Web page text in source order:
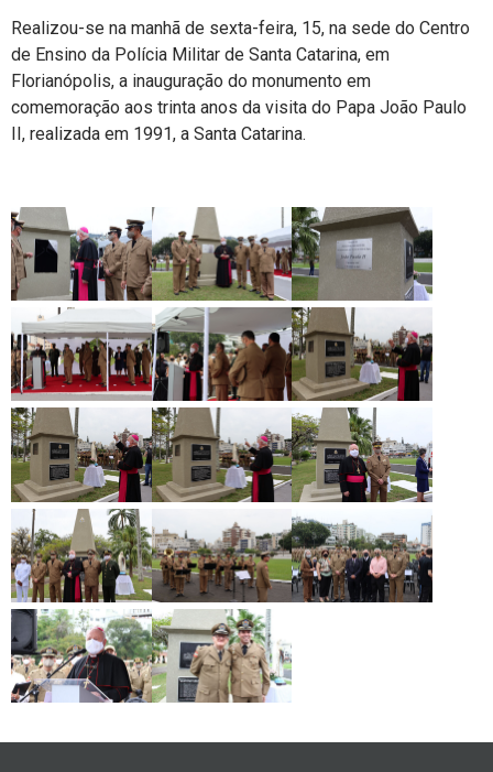
Realizou-se na manhã de sexta-feira, 15, na sede do Centro
de Ensino da Polícia Militar de Santa Catarina, em
Florianópolis, a inauguração do monumento em
comemoração aos trinta anos da visita do Papa João Paulo
II, realizada em 1991, a Santa Catarina.